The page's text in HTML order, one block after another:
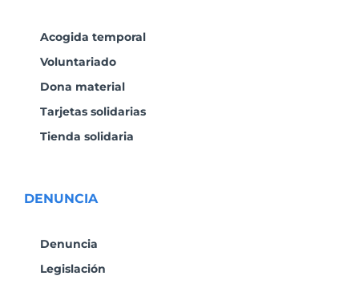
Acogida temporal
Voluntariado
Dona material
Tarjetas solidarias
Tienda solidaria
DENUNCIA
Denuncia
Legislación